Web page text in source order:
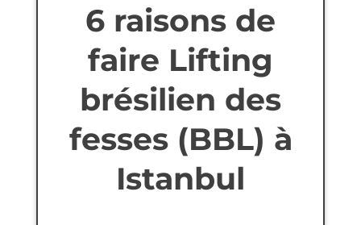
6 raisons de
faire Lifting
brésilien des
fesses (BBL) à
Istanbul